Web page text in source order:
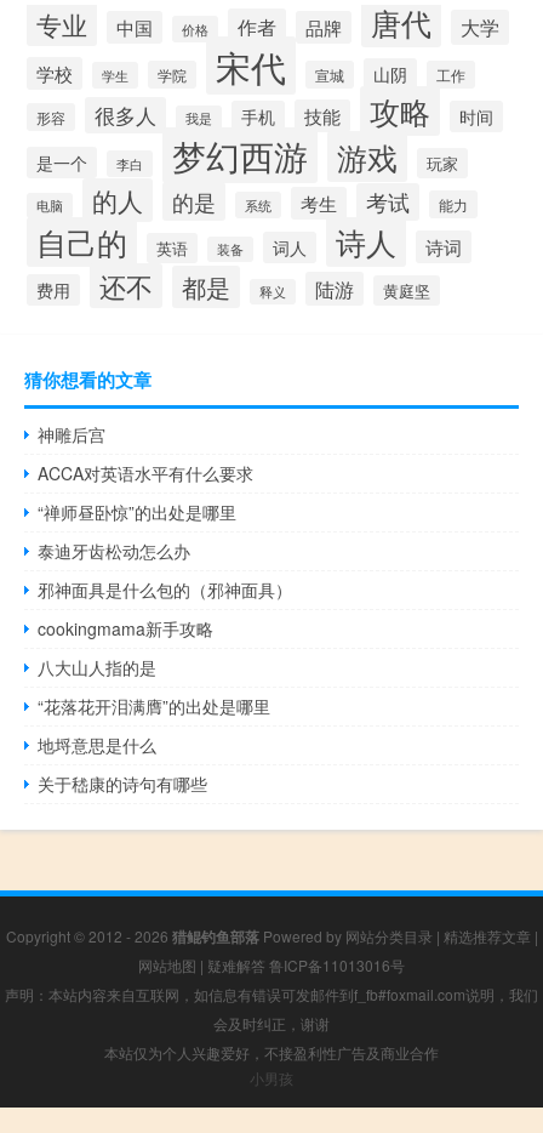
专业 中国 价格 作者 品牌 唐代 大学
学校 学生 学院 宋代 宣城 山阴 工作
形容 很多人 我是 手机 技能 攻略
时间
是一个
李白 梦幻西游 游戏 玩家
电脑 的人 的是 系统 考生 考试 能力
自己的 英语 装备 词人 诗人 诗词
费用 还不 都是 释义 陆游 黄庭坚
猜你想看的文章
神雕后宫
ACCA对英语水平有什么要求
“禅师昼卧惊”的出处是哪里
泰迪牙齿松动怎么办
邪神面具是什么包的（邪神面具）
cookingmama新手攻略
八大山人指的是
“花落花开泪满膺”的出处是哪里
地埒意思是什么
关于嵇康的诗句有哪些
Copyright © 2012 - 2026 猎鲲钓鱼部落Powered by 网站分类目录 | 精选推荐文章 |
网站地图 | 疑难解答 鲁ICP备11013016号
声明：本站内容来自互联网，如信息有错误可发邮件到f_fb#foxmail.com说明，我们
会及时纠正，谢谢
本站仅为个人兴趣爱好，不接盈利性广告及商业合作
小男孩